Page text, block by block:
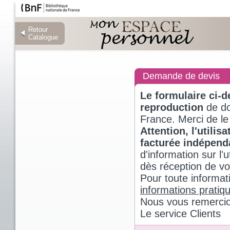
Retour
Catalogue
Retour
Catalogue
Demande de devis
Le formulaire ci-
reproduction de
France. Merci de
Attention,
facturée
d'information sur
dès réception de
Pour toute
informations
Nous vous
Le service Clients